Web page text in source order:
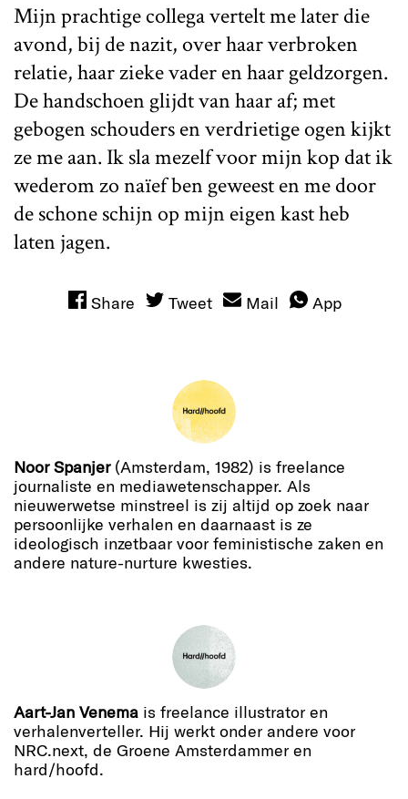
Mijn prachtige collega vertelt me later die
avond, bij de nazit, over haar verbroken
relatie, haar zieke vader en haar geldzorgen.
De handschoen glijdt van haar af; met
gebogen schouders en verdrietige ogen kijkt
ze me aan. Ik sla mezelf voor mijn kop dat ik
wederom zo naïef ben geweest en me door
de schone schijn op mijn eigen kast heb
laten jagen.
Share Tweet Mail App
Noor Spanjer(Amsterdam, 1982) is freelance
journaliste en mediawetenschapper. Als
nieuwerwetse minstreel is zij altijd op zoek naar
persoonlijke verhalen en daarnaast is ze
ideologisch inzetbaar voor feministische zaken en
andere nature-nurture kwesties.
Aart-Jan Venema is freelance illustrator en
verhalenverteller. Hij werkt onder andere voor
NRC.next, de Groene Amsterdammer en
hard/hoofd.